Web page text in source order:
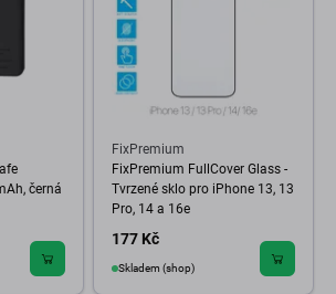
černá
FixPremium
FixPremium FullCover Glass -
Tvrzené sklo pro iPhone 13, 13
Pro, 14 a 16e
177 Kč
Skladem (shop)